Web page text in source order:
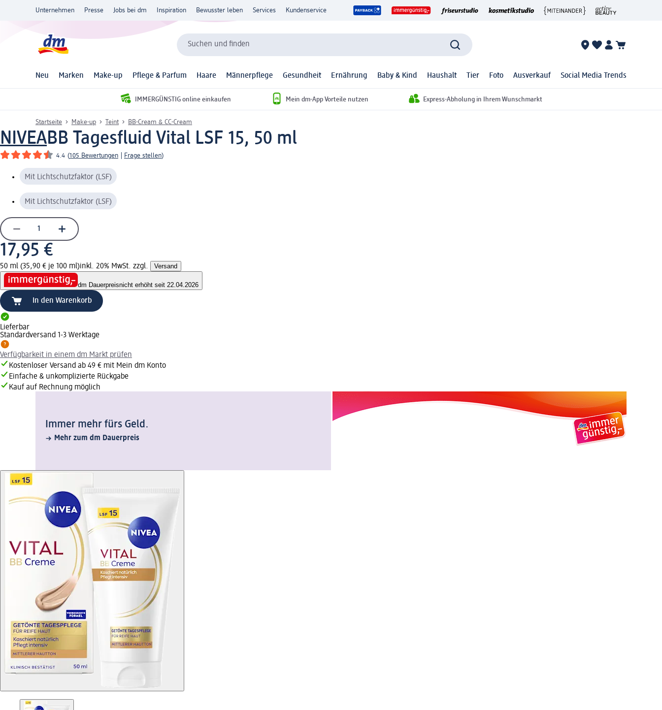
Unternehmen Presse Jobs bei dm Inspiration Bewusster leben Services Kundenservice
Suchen und finden
Neu Marken Make-up Pflege & Parfum Haare Männerpflege Gesundheit Ernährung Baby & Kind Haushalt Tier Foto Ausverkauf Social Media Trends
IMMERGÜNSTIG online einkaufen Mein dm-App Vorteile nutzen Express-Abholung in Ihrem Wunschmarkt
Startseite Make-up Teint BB-Cream & CC-Cream
NIVEABB Tagesfluid Vital LSF 15, 50 ml
4.4 (105 Bewertungen Frage stellen)
Mit Lichtschutzfaktor (LSF)
Mit Lichtschutzfaktor (LSF)
17,95 €
50 ml (35,90 € je 100 ml)inkl. 20% MwSt. zzgl. Versand
dm Dauerpreisnicht erhöht seit 22.04.2026
In den Warenkorb
Lieferbar
Standardversand 1-3 Werktage
Verfügbarkeit in einem dm Markt prüfen
Kostenloser Versand ab 49 € mit Mein dm Konto
Einfache & unkomplizierte Rückgabe
Kauf auf Rechnung möglich
Immer mehr fürs Geld.
Mehr zum dm Dauerpreis